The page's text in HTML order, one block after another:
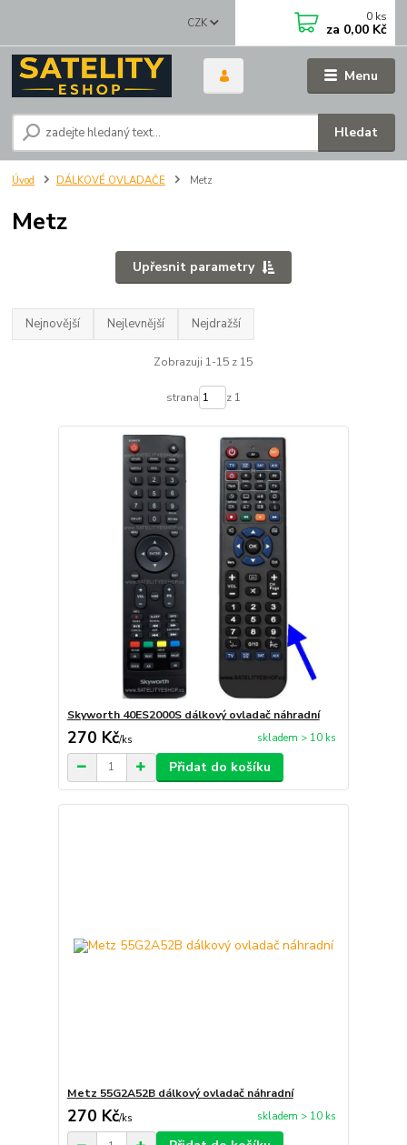
Menu
CZK
Hledat
0 ks
za 0,00 Kč
Úvod DÁLKOVÉ OVLADAČE Metz
Metz
Upřesnit parametry
Nejnovější Nejlevnější Nejdražší
Zobrazuji 1-15 z 15
strana z 1
Skyworth 40ES2000S dálkový ovladač náhradní
270 Kč/ks skladem > 10 ks
Přidat do košíku
Metz 55G2A52B dálkový ovladač náhradní
270 Kč/ks skladem > 10 ks